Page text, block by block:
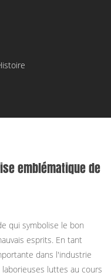
emblématique de
qui symbolise le bon
esprits. En tant
dans l'industrie
luttes au cours